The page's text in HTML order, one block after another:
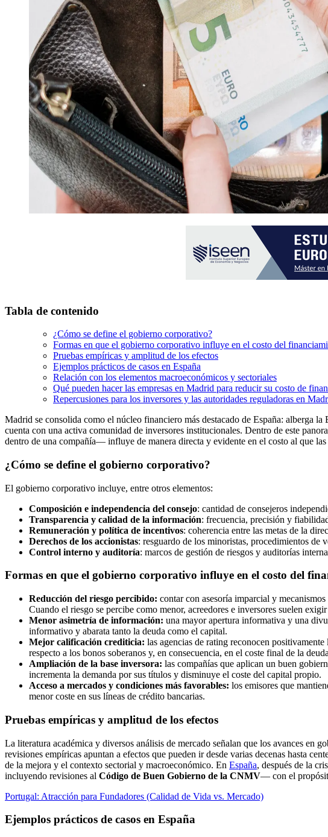
Tabla de contenido
¿Cómo se define el gobierno corporativo?
Formas en que el gobierno corporativo influye en el costo del
Pruebas empíricas y amplitud de los efectos
Ejemplos prácticos de casos en España
Relación con los elementos macroeconómicos y sectoriales
Qué pueden hacer las empresas en Madrid para reducir su costo de
Repercusiones para los inversores y las autoridades reguladoras en
Madrid se consolida como el núcleo financiero más destacado de España: alberga
cuenta con una activa comunidad de inversores institucionales. Dentro de este
dentro de una compañía— influye de manera directa y evidente en el costo al que
¿Cómo se define el gobierno corporativo?
El gobierno corporativo incluye, entre otros elementos:
Composición e independencia del consejo: cantidad de consejeros
Transparencia y calidad de la información: frecuencia, precisión y
Remuneración y política de incentivos: coherencia entre las metas de la
Derechos de los accionistas: resguardo de los minoristas, procedimientos de
Control interno y auditoría: marcos de gestión de riesgos y auditorías
Formas en que el gobierno corporativo influye en el costo del
Reducción del riesgo percibido: contar con asesoría imparcial y
Cuando el riesgo se percibe como menor, acreedores e inversores suelen
Menor asimetría de información: una mayor apertura informativa y una
informativo y abarata tanto la deuda como el capital.
Mejor calificación crediticia: las agencias de rating reconocen
respecto a los bonos soberanos y, en consecuencia, en el coste final de la
Ampliación de la base inversora: las compañías que aplican un buen
incrementa la demanda por sus títulos y disminuye el coste del capital propio.
Acceso a mercados y condiciones más favorables: los emisores que
menor coste en sus líneas de crédito bancarias.
Pruebas empíricas y amplitud de los efectos
La literatura académica y diversos análisis de mercado señalan que los avances en
revisiones empíricas apuntan a efectos que pueden ir desde varias decenas hasta
de la mejora y el contexto sectorial y macroeconómico. En España, después de la
incluyendo revisiones al Código de Buen Gobierno de la CNMV— con el
Portugal: Atracción para Fundadores (Calidad de Vida vs. Mercado)
Ejemplos prácticos de casos en España